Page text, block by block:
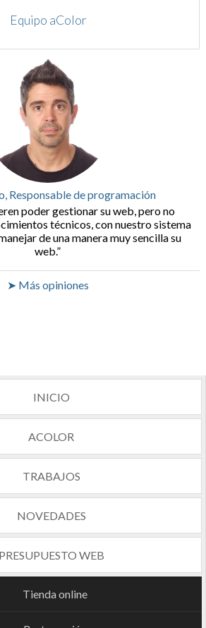
Equipo aColor
Responsable de programación
poder gestionar su web, pero no
técnicos, con nuestro sistema
de una manera muy sencilla su
web.
➤ Más opiniones
INICIO
ACOLOR
TRABAJOS
NOVEDADES
PRESUPUESTO WEB
Tienda online